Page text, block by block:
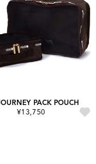
PACK POUCH
¥13,750